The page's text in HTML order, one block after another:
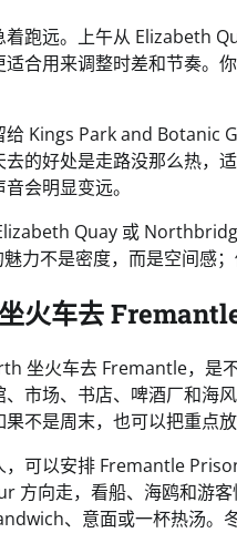
着跑远。上午从 Elizabeth
适合用来调整时差和节奏。
给 Kings Park and Botanic
去的好处是走路没那么热，
会明显变远。
Quay 或
力不是密度，而是空间感
火车去
坐火车去 Fremantle，是
、市场、书店、啤酒厂和海
不是周末，也可以把重点
，可以安排 Fremantle
方向走，看船、海鸥和游
、意面或一杯热汤。